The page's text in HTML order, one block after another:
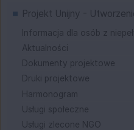
Menu
Projekt Unijny -
Informacja dla osób z
Aktualności
Dokumenty projektowe
Druki projektowe
Harmonogram
Usługi społeczne
Usługi zlecone NGO